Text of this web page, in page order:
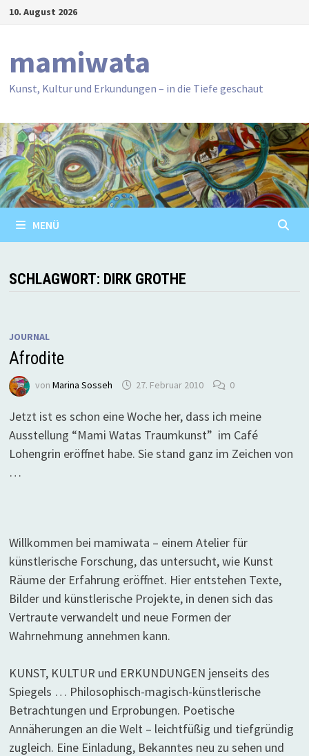
Zum10. August 2026
mamiwata
Kunst, Kultur und Erkundungen – in die Tiefe geschaut
MENÜ
SCHLAGWORT: DIRK GROTHE
JOURNAL
Afrodite
von Marina Sosseh 27. Februar 2010 0
Jetzt ist es schon eine Woche her, dass ich meine
Ausstellung “Mami Watas Traumkunst” im Café
Lohengrin eröffnet habe. Sie stand ganz im Zeichen von
…
Willkommen bei mamiwata – einem Atelier für
künstlerische Forschung, das untersucht, wie Kunst
Räume der Erfahrung eröffnet. Hier entstehen Texte,
Bilder und künstlerische Projekte, in denen sich das
Vertraute verwandelt und neue Formen der
Wahrnehmung annehmen kann.
KUNST, KULTUR und ERKUNDUNGEN jenseits des
Spiegels … Philosophisch-magisch-künstlerische
Betrachtungen und Erprobungen. Poetische
Annäherungen an die Welt – leichtfüßig und tiefgründig
zugleich. Eine Einladung, Bekanntes neu zu sehen und